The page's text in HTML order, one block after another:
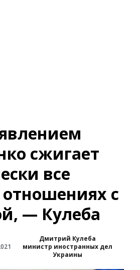
сжигает
все
с
— Кулеба
Дмитрий Кулеба
министр иностранных дел
Украины